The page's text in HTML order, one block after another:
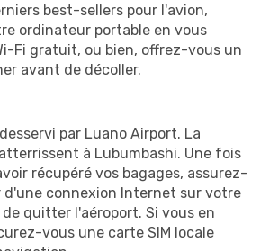
best-sellers pour l'avion,
ordinateur portable en vous
Fi gratuit, ou bien, offrez-vous un
avant de décoller.
par Luano Airport. La
à Lubumbashi. Une fois
récupéré vos bagages, assurez-
d'une connexion Internet sur votre
quitter l'aéroport. Si vous en
vous une carte SIM locale